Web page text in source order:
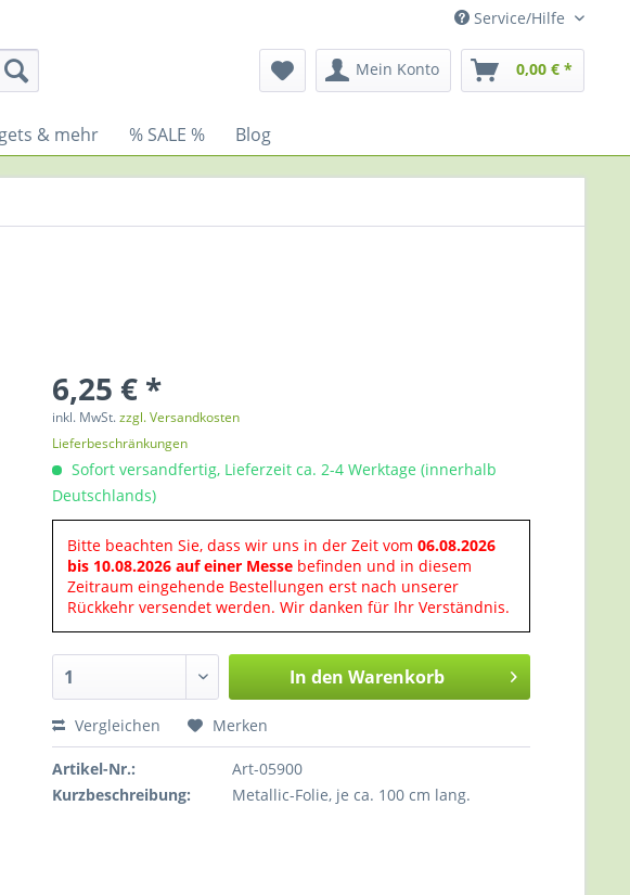
Service/Hilfe
Mein Konto 0,00 € *
& mehr % SALE % Blog
6,25 € *
inkl. MwSt.zzgl. Versandkosten
Lieferbeschränkungen
Sofort versandfertig, Lieferzeit ca. 2-4 Werktage (innerhalb
Deutschlands)
Bitte beachten Sie, dass wir uns in der Zeit vom06.08.2026
bis 10.08.2026 auf einer Messe befinden und in diesem
Zeitraum eingehende Bestellungen erst nach unserer
Rückkehr versendet werden. Wir danken für Ihr Verständnis.
In den Warenkorb
Vergleichen Merken
Artikel-Nr.:
Art-05900
Kurzbeschreibung:
Metallic-Folie, je ca. 100 cm lang.